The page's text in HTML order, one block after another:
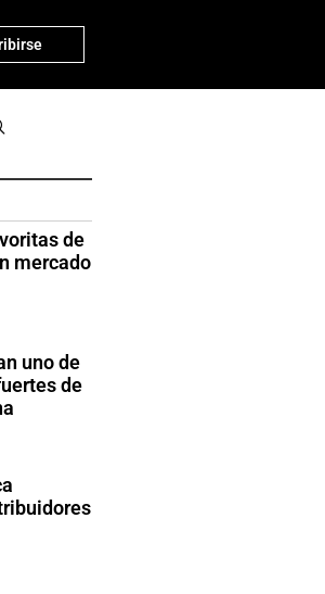
de
mercado
uno de
de